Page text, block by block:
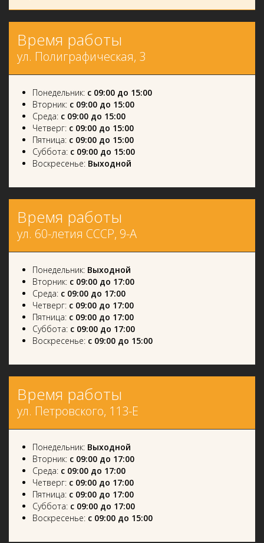
Время работы
ул. Полиграфическая, 3
Понедельник: с 09:00 до 15:00
Вторник: с 09:00 до 15:00
Среда: с 09:00 до 15:00
Четверг: с 09:00 до 15:00
Пятница: с 09:00 до 15:00
Суббота: с 09:00 до 15:00
Воскресенье: Выходной
Время работы
ул. 60-летия СССР, 9-А
Понедельник: Выходной
Вторник: с 09:00 до 17:00
Среда: с 09:00 до 17:00
Четверг: с 09:00 до 17:00
Пятница: с 09:00 до 17:00
Суббота: с 09:00 до 17:00
Воскресенье: с 09:00 до 15:00
Время работы
ул. Петровского, 113-Е
Понедельник: Выходной
Вторник: с 09:00 до 17:00
Среда: с 09:00 до 17:00
Четверг: с 09:00 до 17:00
Пятница: с 09:00 до 17:00
Суббота: с 09:00 до 17:00
Воскресенье: с 09:00 до 15:00